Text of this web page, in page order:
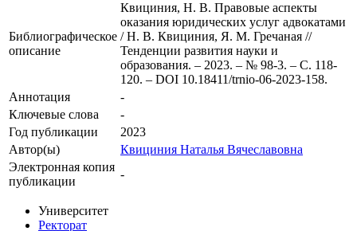
Библиографическое
описание
Квициния, Н. В. Правовые аспекты
оказания юридических услуг адвокатами
/ Н. В. Квициния, Я. М. Гречаная //
Тенденции развития науки и
образования. – 2023. – № 98-3. – С. 118-
120. – DOI 10.18411/trnio-06-2023-158.
Аннотация
-
Ключевые cлова
-
Год публикации
2023
Автор(ы)
Квициния Наталья Вячеславовна
Электронная копия
публикации
-
Университет
Ректорат